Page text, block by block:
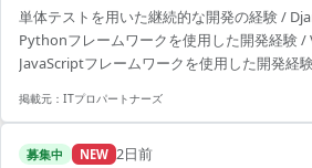
単体テストを用いた継続的な開発の経験 /
Pythonフレームワークを使用した開発経験 /
JavaScriptフレームワークを使用した開発経
掲載元： ITプロパートナーズ
募集中 NEW 2日前